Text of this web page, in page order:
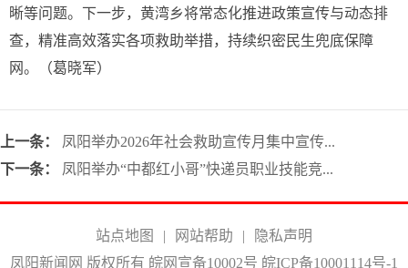
晰等问题。下一步，黄湾乡将常态化推进政策宣传与动态排
查，精准高效落实各项救助举措，持续织密民生兜底保障
网。（葛晓军）
上一条：
凤阳举办2026年社会救助宣传月集中宣传...
下一条：
凤阳举办“中都红小哥”快递员职业技能竞...
站点地图 | 网站帮助 |
隐私声明
凤阳新闻网 版权所有 皖网宣备10002号 皖ICP备10001114号-1